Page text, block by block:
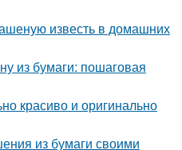
известь в домашних
из бумаги: пошаговая
красиво и оригинально
из бумаги своими